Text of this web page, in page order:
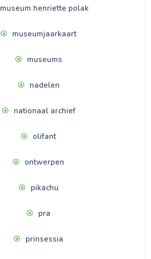
museum henriette polak
museumjaarkaart
museums
nadelen
nationaal archief
olifant
ontwerpen
pikachu
pra
prinsessia